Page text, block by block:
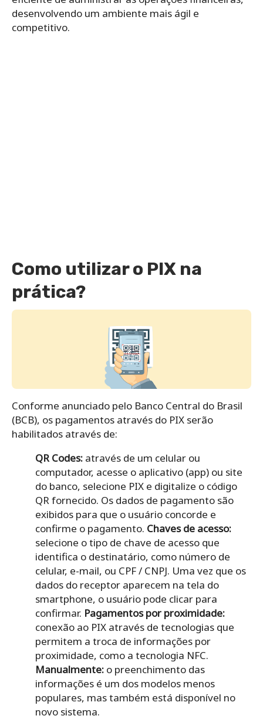
desenvolvendo um ambiente mais ágil e
competitivo.
Como utilizar o PIX na
prática?
Conforme anunciado pelo Banco Central do Brasil
(BCB), os pagamentos através do PIX serão
habilitados através de:
QR Codes: através de um celular ou
computador, acesse o aplicativo (app) ou site
do banco, selecione PIX e digitalize o código
QR fornecido. Os dados de pagamento são
exibidos para que o usuário concorde e
confirme o pagamento. Chaves de acesso:
selecione o tipo de chave de acesso que
identifica o destinatário, como número de
celular, e-mail, ou CPF / CNPJ. Uma vez que os
dados do receptor aparecem na tela do
smartphone, o usuário pode clicar para
confirmar. Pagamentos por proximidade:
conexão ao PIX através de tecnologias que
permitem a troca de informações por
proximidade, como a tecnologia NFC.
Manualmente: o preenchimento das
informações é um dos modelos menos
populares, mas também está disponível no
novo sistema.